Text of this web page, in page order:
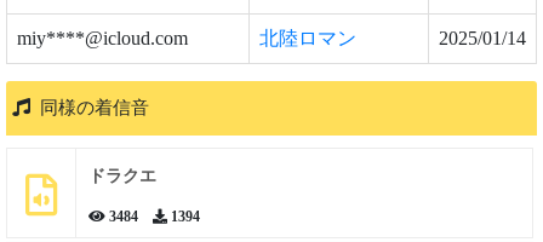
miy****@icloud.com 北陸ロマン 2025/01/14
同様の着信音
ドラクエ
3484 1394